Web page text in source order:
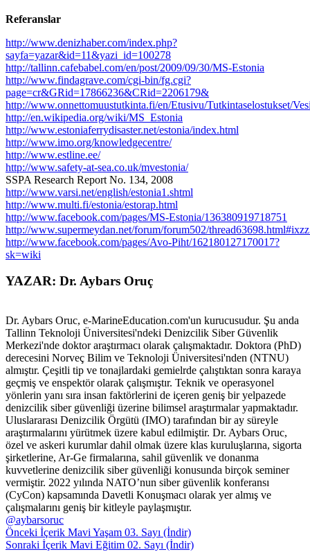
Referanslar
http://www.denizhaber.com/index.php?
sayfa=yazar&id=11&yazi_id=100278
http://tallinn.cafebabel.com/en/post/2009/09/30/MS-Estonia
http://www.findagrave.com/cgi-bin/fg.cgi?
page=cr&GRid=17866236&CRid=2206179&
http://www.onnettomuustutkinta.fi/en/Etusivu/Tutkintaselostukset/
http://en.wikipedia.org/wiki/MS_Estonia
http://www.estoniaferrydisaster.net/estonia/index.html
http://www.imo.org/knowledgecentre/
http://www.estline.ee/
http://www.safety-at-sea.co.uk/mvestonia/
SSPA Research Report No. 134, 2008
http://www.varsi.net/english/estonia1.shtml
http://www.multi.fi/estonia/estorap.html
http://www.facebook.com/pages/MS-Estonia/136380919718751
http://www.supermeydan.net/forum/forum502/
http://www.facebook.com/pages/Avo-Piht/162180127170017?
sk=wiki
YAZAR: Dr. Aybars Oruç
Dr. Aybars Oruc, e-MarineEducation.com'un kurucusudur. Şu anda
Tallinn Teknoloji Üniversitesi'ndeki Denizcilik Siber Güvenlik
Merkezi'nde doktor araştırmacı olarak çalışmaktadır. Doktora (PhD)
derecesini Norveç Bilim ve Teknoloji Üniversitesi'nden (NTNU)
almıştır. Çeşitli tip ve tonajlardaki gemielrde çalıştıktan sonra karaya
geçmiş ve enspektör olarak çalışmıştır. Teknik ve operasyonel
yönlerin yanı sıra insan faktörlerini de içeren geniş bir yelpazede
denizcilik siber güvenliği üzerine bilimsel araştırmalar yapmaktadır.
Uluslararası Denizcilik Örgütü (IMO) tarafından bir ay süreyle
araştırmalarını yürütmek üzere kabul edilmiştir. Dr. Aybars Oruc,
özel ve askeri kurumlar dahil olmak üzere klas kuruluşlarına, sigorta
şirketlerine, Ar-Ge firmalarına, sahil güvenlik ve donanma
kuvvetlerine denizcilik siber güvenliği konusunda birçok seminer
vermiştir. 2022 yılında NATO’nun siber güvenlik konferansı
(CyCon) kapsamında Davetli Konuşmacı olarak yer almış ve
çalışmalarını geniş bir kitleyle paylaşmıştır.
@aybarsoruc
Önceki İçerik Mavi Yaşam 03. Sayı (İndir)
Sonraki İçerik Mavi Eğitim 02. Sayı (İndir)